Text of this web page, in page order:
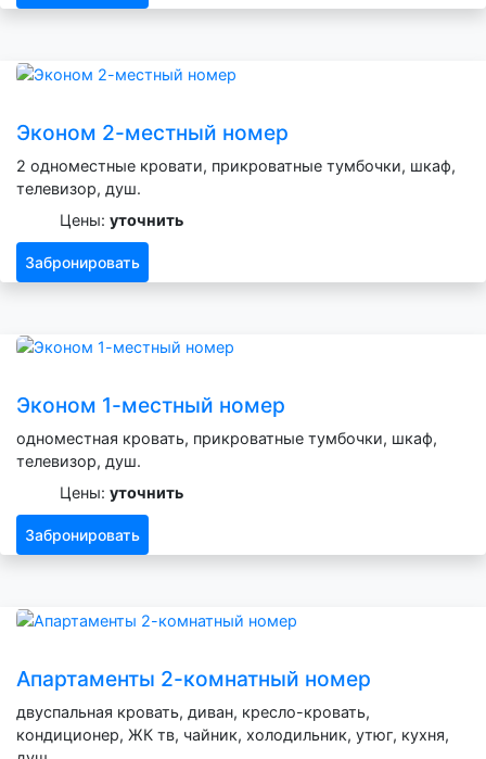
Эконом 2-местный номер
2 одноместные кровати, прикроватные тумбочки, шкаф,
телевизор, душ.
Цены: уточнить
Забронировать
Эконом 1-местный номер
одноместная кровать, прикроватные тумбочки, шкаф,
телевизор, душ.
Цены: уточнить
Забронировать
Апартаменты 2-комнатный номер
двуспальная кровать, диван, кресло-кровать,
кондиционер, ЖК тв, чайник, холодильник, утюг, кухня,